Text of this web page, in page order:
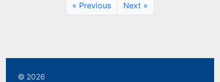
« Previous Next »
© 2026